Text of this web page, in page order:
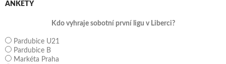
ANKETY
Kdo vyhraje sobotní první ligu v Liberci?
Pardubice U21
Pardubice B
Markéta Praha